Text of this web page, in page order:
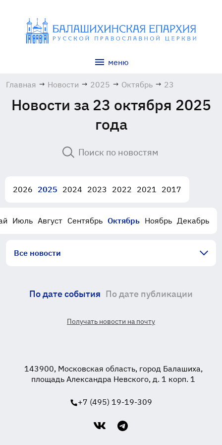
меню
Главная → Новости → 2025 → Октябрь → 23
Новости за 23 октября 2025
года
2026 2025 2024 2023 2022 2021 2017
Июль Август Сентябрь Октябрь Ноябрь Декабрь
Все новости
По дате события По дате публикации
Получать новости на почту
143900, Московская область, город Балашиха,
площадь Александра Невского, д. 1 корп. 1
+7 (495) 19-19-309